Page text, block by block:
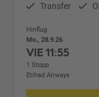
Transfer
Hinflug
Mo., 28.9.26
VIE11:55
1 Stopp
Etihad Airways